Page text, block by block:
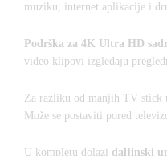
muziku, internet aplikacije i
Podrška za 4K Ultra HD
video klipovi izgledaju
Za razliku od manjih TV stick
Može se postaviti pored
U kompletu dolazi daljinski